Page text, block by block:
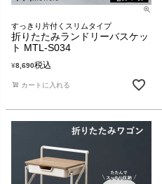
すっきり片付くスリムタイプ
折りたたみランドリーバスケッ
ト MTL-S034
¥8,690税込
カートに入れる